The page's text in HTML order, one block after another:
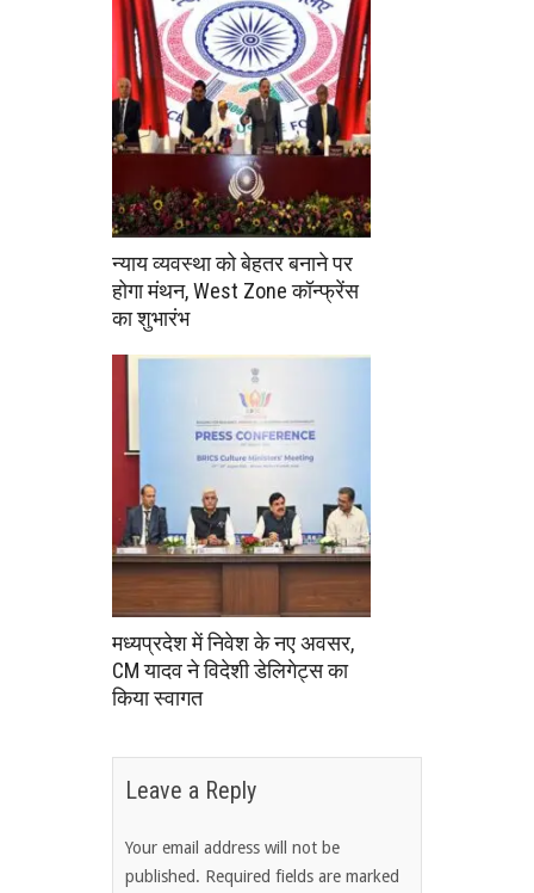
न्याय व्यवस्था को बेहतर बनाने पर
होगा मंथन, West Zone कॉन्फ्रेंस
का शुभारंभ
मध्यप्रदेश में निवेश के नए अवसर,
CM यादव ने विदेशी डेलिगेट्स का
किया स्वागत
Leave a Reply
Your email address will not be
published. Required fields are marked